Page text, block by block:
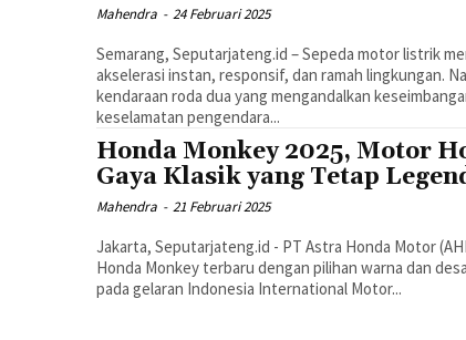
Mahendra - 24 Februari 2025
Semarang, Seputarjateng.id – Sepeda motor listrik
akselerasi instan, responsif, dan ramah lingkungan.
kendaraan roda dua yang mengandalkan
keselamatan pengendara...
Honda Monkey 2025, Motor
Gaya Klasik yang Tetap
Mahendra - 21 Februari 2025
Jakarta, Seputarjateng.id - PT Astra Honda Motor
Honda Monkey terbaru dengan pilihan warna dan
pada gelaran Indonesia International Motor...